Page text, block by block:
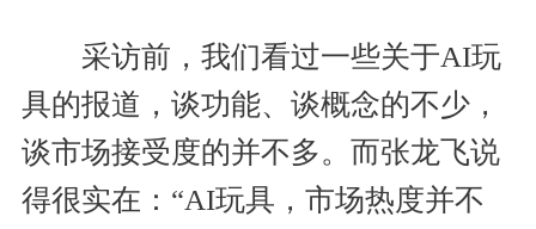
采访前，我们看过一些关于AI玩
具的报道，谈功能、谈概念的不少，
谈市场接受度的并不多。而张龙飞说
得很实在：“AI玩具，市场热度并不